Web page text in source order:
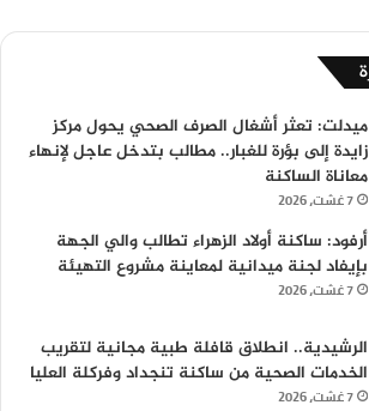
ميدلت: تعثر أشغال الصرف الصحي يحول مركز
زايدة إلى بؤرة للغبار.. مطالب بتدخل عاجل لإنهاء
معاناة الساكنة
7 غشت، 2026
أرفود: ساكنة أولاد الزهراء تطالب والي الجهة
بإيفاد لجنة ميدانية لمعاينة مشروع التهيئة
7 غشت، 2026
الرشيدية.. انطلاق قافلة طبية مجانية لتقريب
الخدمات الصحية من ساكنة تنجداد وفركلة العليا
7 غشت، 2026